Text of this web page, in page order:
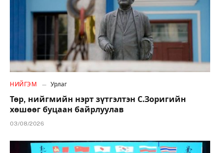
НИЙГЭМ Урлаг
Төр, нийгмийн нэрт зүтгэлтэн С.Зоригийн
хөшөөг буцаан байрлуулав
03/08/2026